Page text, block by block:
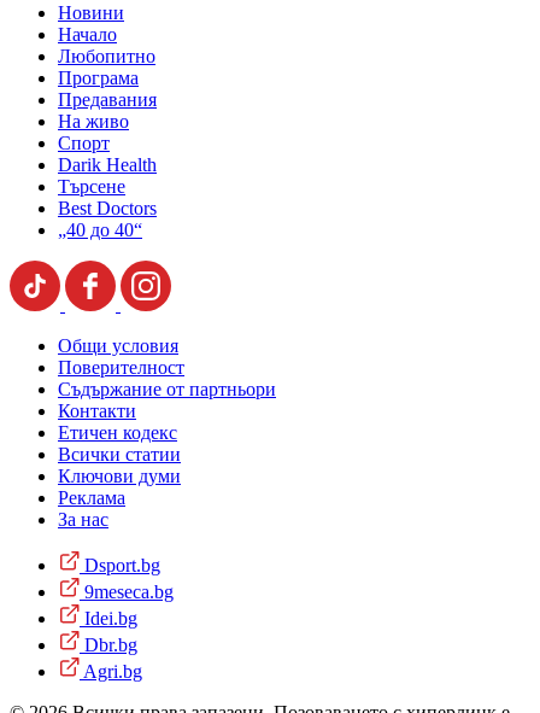
Новини
Начало
Любопитно
Програма
Предавания
На живо
Спорт
Darik Health
Търсене
Best Doctors
„40 до 40“
Общи условия
Поверителност
Съдържание от партньори
Контакти
Етичен кодекс
Всички статии
Ключови думи
Реклама
За нас
Dsport.bg
9meseca.bg
Idei.bg
Dbr.bg
Agri.bg